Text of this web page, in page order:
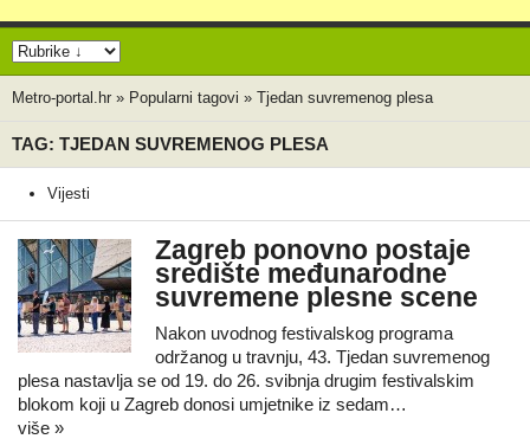
Metro-portal.hr » Popularni tagovi » Tjedan suvremenog plesa
TAG: TJEDAN SUVREMENOG PLESA
Vijesti
Zagreb ponovno postaje
središte međunarodne
suvremene plesne scene
Nakon uvodnog festivalskog programa
održanog u travnju, 43. Tjedan suvremenog
plesa nastavlja se od 19. do 26. svibnja drugim festivalskim
blokom koji u Zagreb donosi umjetnike iz sedam…
više »